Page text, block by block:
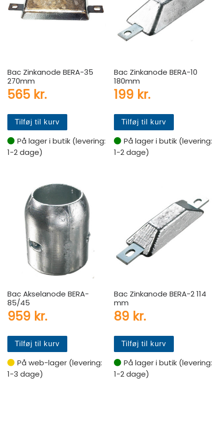
Bac Zinkanode BERA-35
270mm
565 kr.
Tilføj til kurv
På lager i butik (levering:
1-2 dage)
Bac Zinkanode BERA-10
180mm
199 kr.
Tilføj til kurv
På lager i butik (levering:
1-2 dage)
Bac Akselanode BERA-
85/45
959 kr.
Tilføj til kurv
På web-lager (levering:
1-3 dage)
Bac Zinkanode BERA-2 114
mm
89 kr.
Tilføj til kurv
På lager i butik (levering:
1-2 dage)